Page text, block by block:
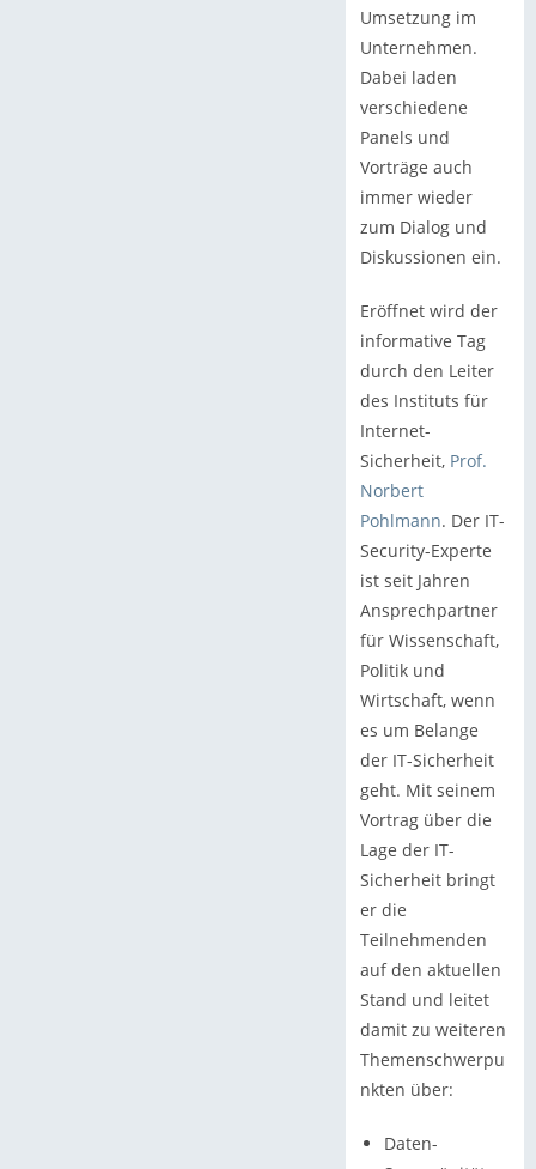
Umsetzung im
Unternehmen.
Dabei laden
verschiedene
Panels und
Vorträge auch
immer wieder
zum Dialog und
Diskussionen ein.
Eröffnet wird der
informative Tag
durch den Leiter
des Instituts für
Internet-
Sicherheit, Prof.
Norbert
Pohlmann. Der IT-
Security-Experte
ist seit Jahren
Ansprechpartner
für Wissenschaft,
Politik und
Wirtschaft, wenn
es um Belange
der IT-Sicherheit
geht. Mit seinem
Vortrag über die
Lage der IT-
Sicherheit bringt
er die
Teilnehmenden
auf den aktuellen
Stand und leitet
damit zu weiteren
Themenschwerpu
nkten über:
Daten-